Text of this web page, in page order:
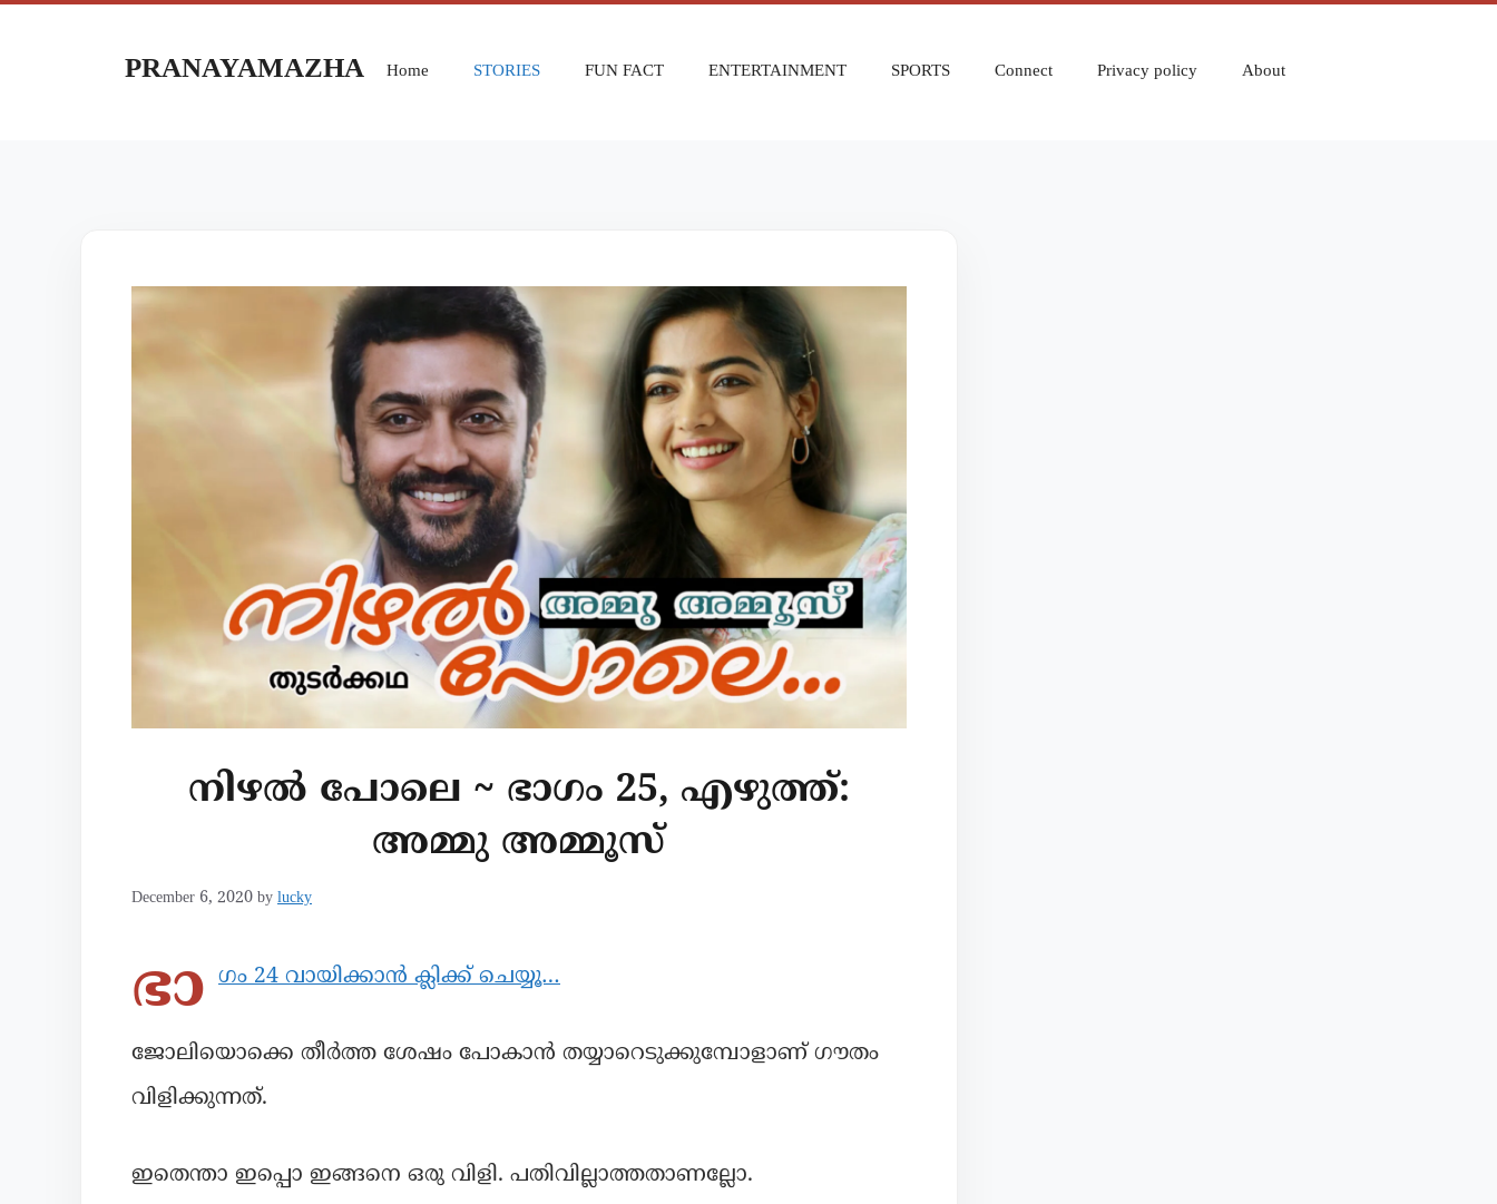
PRANAYAMAZHA Home STORIES FUN FACT ENTERTAINMENT SPORTS Connect Privacy policy About
നിഴൽ പോലെ ~ ഭാഗം 25, എഴുത്ത്:
അമ്മു അമ്മൂസ്
December 6, 2020 by lucky
ഭാ ഗം 24 വായിക്കാൻ ക്ലിക്ക് ചെയ്യൂ…
ജോലിയൊക്കെ തീർത്ത ശേഷം പോകാൻ തയ്യാറെടുക്കുമ്പോളാണ് ഗൗതം
വിളിക്കുന്നത്.
ഇതെന്താ ഇപ്പൊ ഇങ്ങനെ ഒരു വിളി. പതിവില്ലാത്തതാണല്ലോ.